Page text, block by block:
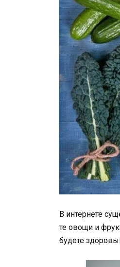
В интернете
те овощи и
будете